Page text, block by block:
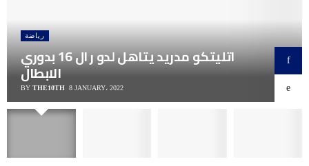
رياضة
اتليتكو مدريد يتاهل لدو ر ال 16 بدوري
الابطال
BY THE10TH 8 JANUARY، 2022